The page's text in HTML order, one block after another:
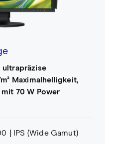
ultrapräzise
Maximalhelligkeit,
mit 70 W Power
IPS (Wide Gamut)